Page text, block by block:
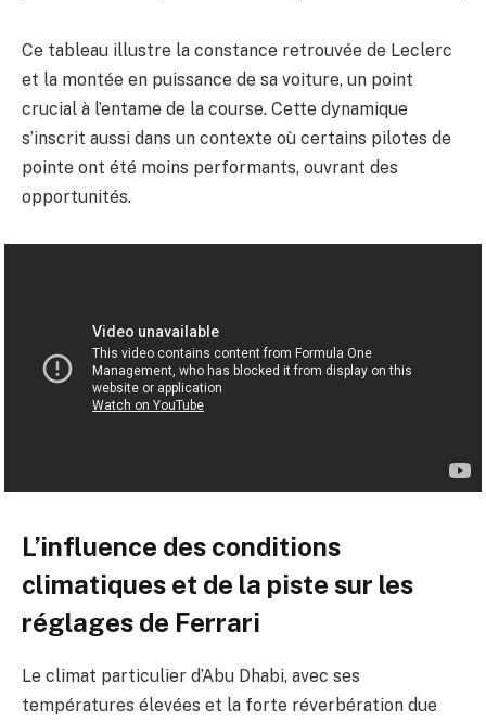
Ce tableau illustre la constance retrouvée de Leclerc
et la montée en puissance de sa voiture, un point
crucial à l’entame de la course. Cette dynamique
s’inscrit aussi dans un contexte où certains pilotes de
pointe ont été moins performants, ouvrant des
opportunités.
L’influence des conditions
climatiques et de la piste sur les
réglages de Ferrari
Le climat particulier d’Abu Dhabi, avec ses
températures élevées et la forte réverbération due